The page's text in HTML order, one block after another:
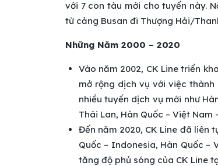
với 7 con tàu mới cho tuyến này.
từ cảng Busan đi Thượng Hải/
Những Năm 2000 – 2020
Vào năm 2002, CK Line triển
mở rộng dịch vụ với việc
nhiều tuyến dịch vụ mới như
Thái Lan, Hàn Quốc – Việt Nam
Đến năm 2020, CK Line đã liên
Quốc – Indonesia, Hàn Quốc –
tăng độ phủ sóng của CK Line